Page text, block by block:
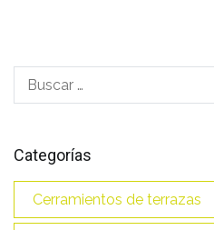
Buscar:
Categorías
Cerramientos de terrazas